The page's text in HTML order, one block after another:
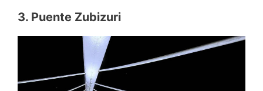
3. Puente Zubizuri